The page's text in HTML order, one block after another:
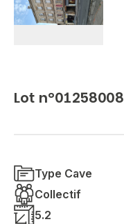
Lot n°01258008
Type Cave
Collectif
5.2